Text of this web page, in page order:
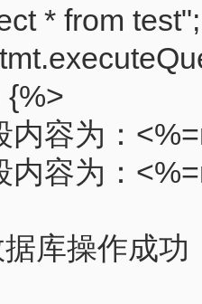
* from test";
{%>
内容为：
内容为：
库操作成功